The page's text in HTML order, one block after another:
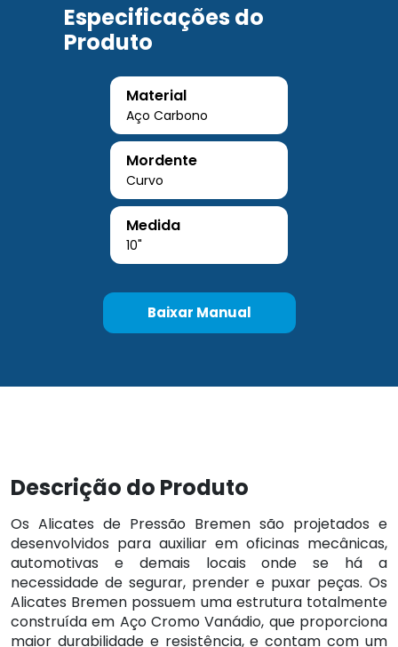
Especificações do
Produto
Material
Aço Carbono
Mordente
Curvo
Medida
10"
Baixar Manual
Descrição do Produto
Os Alicates de Pressão Bremen são projetados e
desenvolvidos para auxiliar em oficinas mecânicas,
automotivas e demais locais onde se há a
necessidade de segurar, prender e puxar peças. Os
Alicates Bremen possuem uma estrutura totalmente
construída em Aço Cromo Vanádio, que proporciona
maior durabilidade e resistência, e contam com um